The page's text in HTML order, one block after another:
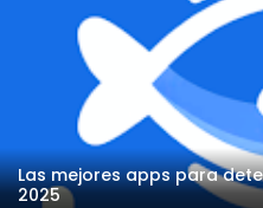
Las mejores apps para
2025